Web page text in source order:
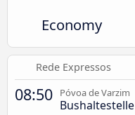
Economy
Rede Expressos
08:50 Póvoa de Varzim
Bushaltestelle